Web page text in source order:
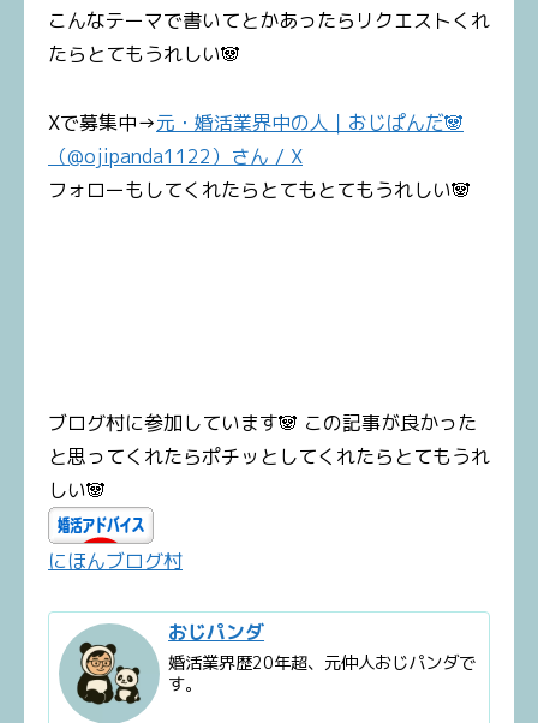
こんなテーマで書いてとかあったらリクエストくれ
たらとてもうれしい🐼
Xで募集中→元・婚活業界中の人｜おじぱんだ🐼
（@ojipanda1122）さん / X
フォローもしてくれたらとてもとてもうれしい🐼
ブログ村に参加しています🐼 この記事が良かった
と思ってくれたらポチッとしてくれたらとてもうれ
しい🐼
にほんブログ村
おじパンダ
婚活業界歴20年超、元仲人おじパンダで
す。